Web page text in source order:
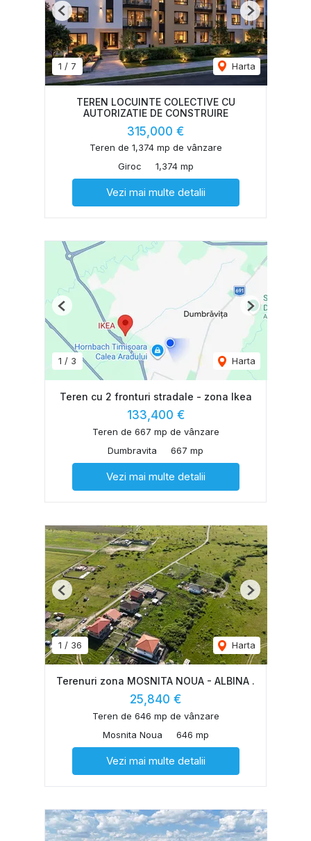
1 / 7 Harta
Previous Next
TEREN LOCUINTE COLECTIVE CU
AUTORIZATIE DE CONSTRUIRE
315,000 €
Teren de 1,374 mp de vânzare
Giroc
1,374 mp
Vezi mai multe detalii
1 / 3 Harta
Previous Next
Teren cu 2 fronturi stradale - zona Ikea
133,400 €
Teren de 667 mp de vânzare
Dumbravita
667 mp
Vezi mai multe detalii
1 / 36 Harta
Previous Next
Terenuri zona MOSNITA NOUA - ALBINA .
25,840 €
Teren de 646 mp de vânzare
Mosnita Noua
646 mp
Vezi mai multe detalii